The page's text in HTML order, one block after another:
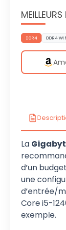
MEILLEURS
DDR4 DDR4
La
d’un
une
d’entrée/
Core i5-
exemple.